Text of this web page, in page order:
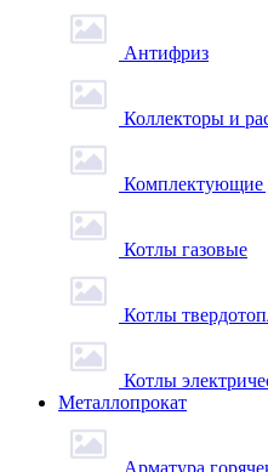
Антифриз
Коллекторы и
Комплектующие
Котлы газовые
Котлы
Котлы
Металлопрокат
Арматура